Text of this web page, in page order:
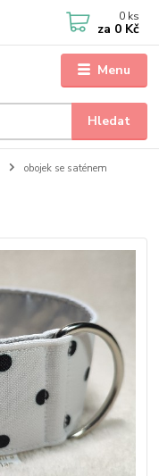
Menu
Hledat
0 ks
za 0 Kč
obojek se saténem